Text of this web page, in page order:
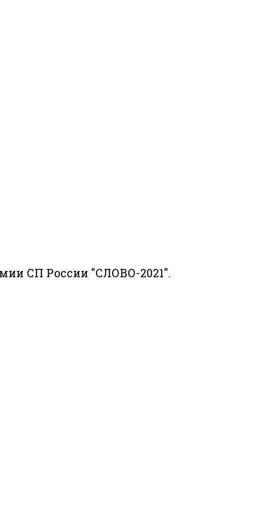
СП России "СЛОВО-2021".